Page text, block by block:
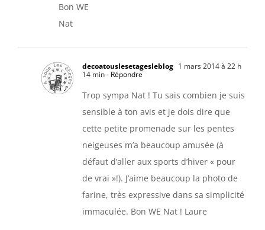
Bon WE
Nat
decoatouslesetagesleblog 1 mars 2014 à 22 h
14 min- Répondre
Trop sympa Nat ! Tu sais combien je suis
sensible à ton avis et je dois dire que
cette petite promenade sur les pentes
neigeuses m’a beaucoup amusée (à
défaut d’aller aux sports d’hiver « pour
de vrai »!). J’aime beaucoup la photo de
farine, très expressive dans sa simplicité
immaculée. Bon WE Nat ! Laure